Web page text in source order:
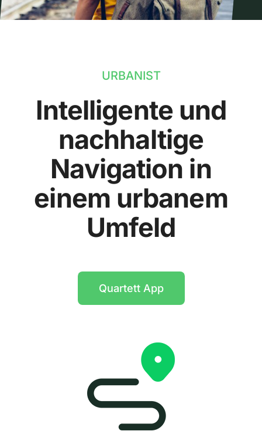
URBANIST
Intelligente und
nachhaltige
Navigation in
einem urbanem
Umfeld
Quartett App